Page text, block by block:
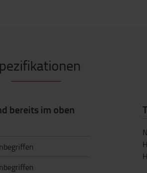
bereits im oben